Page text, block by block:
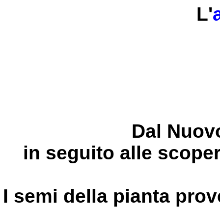
L'
Dal
in seguito alle
I semi della pianta